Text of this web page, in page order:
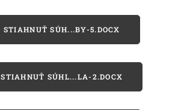
STIAHNUŤ SÚH...BY-5.DOCX
STIAHNUŤ SÚHL...LA-2.DOCX